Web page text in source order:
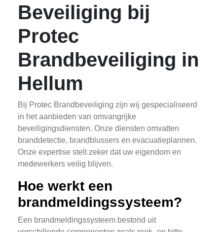
Beveiliging bij
Protec
Brandbeveiliging in
Hellum
Bij Protec Brandbeveiliging zijn wij gespecialiseerd
in het aanbieden van omvangrijke
beveiligingsdiensten. Onze diensten omvatten
branddetectie, brandblussers en evacuatieplannen.
Onze expertise stelt zeker dat uw eigendom en
medewerkers veilig blijven.
Hoe werkt een
brandmeldingssysteem?
Een brandmeldingssysteem bestond uit